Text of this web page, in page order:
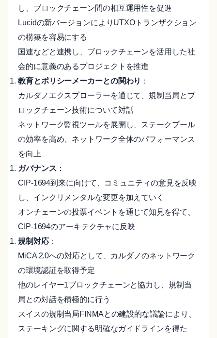
し、ブロックチェーン間の相互運用性を促進
Lucidの新バージョンによりUTXOトランザクション
の構築を容易にする
国連などと連携し、ブロックチェーンを活用した社
会的に意義のあるプロジェクトを推進
教育とポリシーメーカーとの関わり ：
カルダノエクスプローラーを通じて、規制当局とブ
ロックチェーン技術について対話
ネットワーク監視ツールを展開し、ステークプール
の効率を高め、ネットワーク全体のパフォーマンス
を向上
ガバナンス ：
CIP-1694到来に向けて、コミュニティの意見を反映
し、インクリメンタルな変更を加えていく
オンチェーンの投票イベントを通じて知見を得て、
CIP-1694のアーキテクチャに反映
規制対応：
MiCA 2.0への対応として、カルダノのネットワーク
の環境認証を取得予定
他のレイヤー1ブロックチェーンと協力し、規制当
局との対話を積極的に行う
スイスの規制当局FINMAとの建設的な議論により、
ステーキングに関する明確なガイドラインを得た